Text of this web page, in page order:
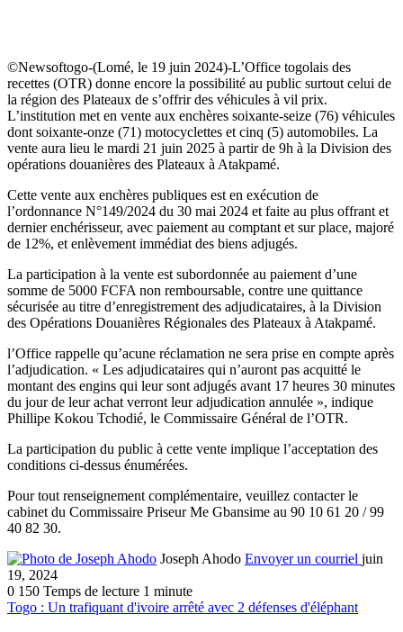
©Newsoftogo-(Lomé, le 19 juin 2024)-L’Office togolais des
recettes (OTR) donne encore la possibilité au public surtout celui de
la région des Plateaux de s’offrir des véhicules à vil prix.
L’institution met en vente aux enchères soixante-seize (76) véhicules
dont soixante-onze (71) motocyclettes et cinq (5) automobiles. La
vente aura lieu le mardi 21 juin 2025 à partir de 9h à la Division des
opérations douanières des Plateaux à Atakpamé.
Cette vente aux enchères publiques est en exécution de
l’ordonnance N°149/2024 du 30 mai 2024 et faite au plus offrant et
dernier enchérisseur, avec paiement au comptant et sur place, majoré
de 12%, et enlèvement immédiat des biens adjugés.
La participation à la vente est subordonnée au paiement d’une
somme de 5000 FCFA non remboursable, contre une quittance
sécurisée au titre d’enregistrement des adjudicataires, à la Division
des Opérations Douanières Régionales des Plateaux à Atakpamé.
l’Office rappelle qu’acune réclamation ne sera prise en compte après
l’adjudication. « Les adjudicataires qui n’auront pas acquitté le
montant des engins qui leur sont adjugés avant 17 heures 30 minutes
du jour de leur achat verront leur adjudication annulée », indique
Phillipe Kokou Tchodié, le Commissaire Général de l’OTR.
La participation du public à cette vente implique l’acceptation des
conditions ci-dessus énumérées.
Pour tout renseignement complémentaire, veuillez contacter le
cabinet du Commissaire Priseur Me Gbansime au 90 10 61 20 / 99
40 82 30.
Joseph Ahodo Envoyer un courriel juin
19, 2024
0 150 Temps de lecture 1 minute
Togo : Un trafiquant d'ivoire arrêté avec 2 défenses d'éléphant